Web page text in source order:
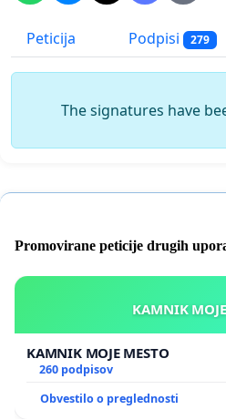
Peticija Podpisi 279
The signatures have
Promovirane peticije drugih
KAMNIK MOJE MESTO
260 podpisov
Obvestilo o preglednosti